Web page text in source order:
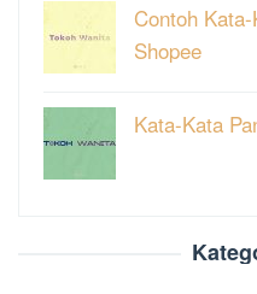
Contoh
Shopee
Kata-Kata